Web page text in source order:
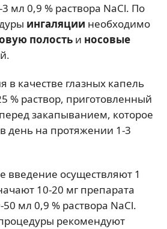
мл 0,9 % раствора NaCl. По
ингаляции необходимо
полость и носовые
в качестве глазных капель
% раствор, приготовленный
закапыванием, которое
день на протяжении 1-3
введение осуществляют 1
10-20 мг препарата
мл 0,9 % раствора NaCl.
рекомендуют